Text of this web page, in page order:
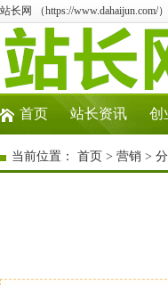
站长网 （https://
首页 站长资讯 创
当前位置： 首页 > 营销 >